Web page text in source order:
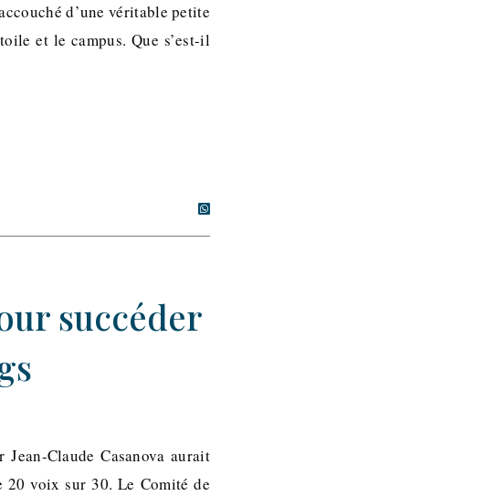
d’une véritable petite
et le campus. Que s’est-il
succéder
Claude Casanova aurait
20 voix sur 30. Le Comité de